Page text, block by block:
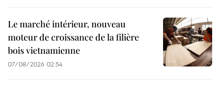
Le marché intérieur, nouveau
moteur de croissance de la filière
bois vietnamienne
07/08/2026 02:54